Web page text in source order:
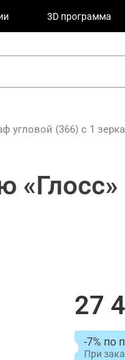
3D программа
угловой (366) с 1
27
-7% по
При